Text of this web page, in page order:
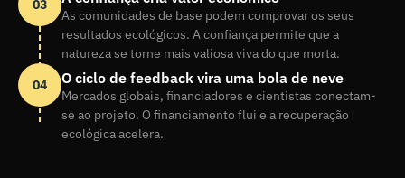
03
As comunidades de base podem comprovar os seus
resultados ecológicos. A confiança permite que a
natureza se torne mais valiosa viva do que morta.
04
O ciclo de feedback vira uma bola de neve
Mercados globais, financiadores e cientistas conectam-
se ao projeto. O financiamento flui e a recuperação
ecológica acelera.